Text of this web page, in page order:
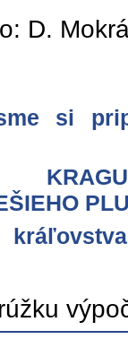
D.
si